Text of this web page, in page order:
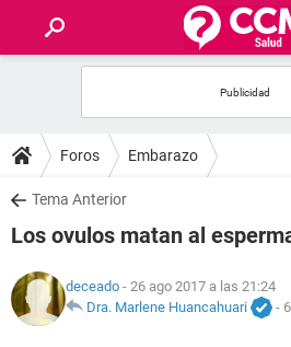
FOROS
SALUD
NUTRICIÓN
Foros Embarazo
Tema Anterior
Los ovulos matan al
deceado - 26 ago 2017 a las 21:24
Dra. Marlene Huancahuari
-